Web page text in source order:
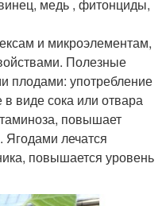
медь , фитонциды,
и микроэлементам,
Полезные
плодами: употребление
виде сока или отвара
повышает
Ягодами лечатся
повышается уровень